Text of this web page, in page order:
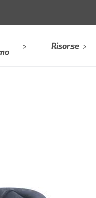
Risorse